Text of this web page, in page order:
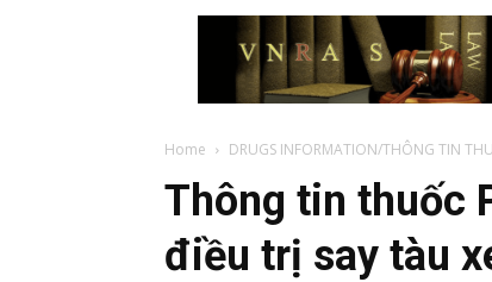
Vietnam
Regulatory
Affairs
Society
Luật
Việt
Nam
Home DRUGS INFORMATION/THÔNG TIN
Thông tin thuốc
điều trị say tàu